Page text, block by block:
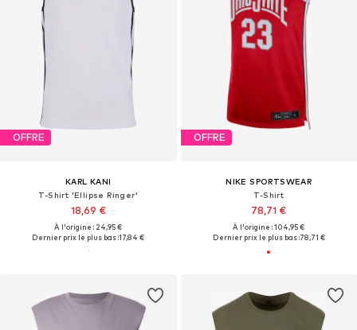
OFFRE
KARL KANI
T-Shirt 'Ellipse Ringer'
18,69 €
À l'origine : 24,95 €
Dernier prix le plus bas :17,84 €
OFFRE
NIKE SPORTSWEAR
T-Shirt
78,71 €
À l'origine : 104,95 €
Dernier prix le plus bas :78,71 €